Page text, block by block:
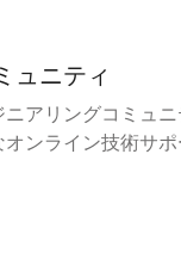
ュニティ
アリングコミュ
ンライン技術サ